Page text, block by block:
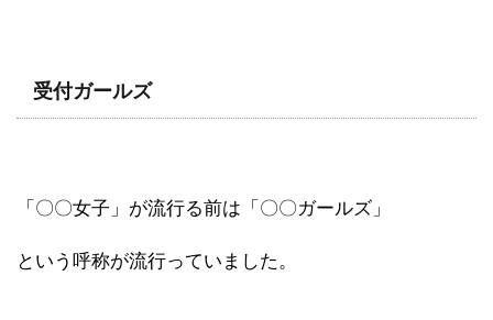
受付ガールズ
「〇〇女子」が流行る前は「〇〇ガールズ」
という呼称が流行っていました。